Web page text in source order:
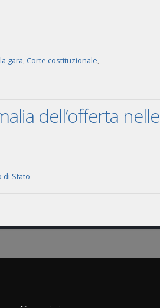
gara, Corte costituzionale,
dell’offerta nelle
di Stato